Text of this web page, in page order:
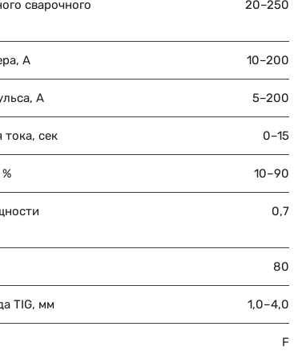
сварочного
20–250
А 10–200
А 5–200
тока, сек 0–15
10–90
0,7
80
TIG, мм 1,0–4,0
F